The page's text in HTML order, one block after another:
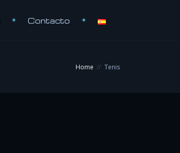
Contacto
Home Tenis